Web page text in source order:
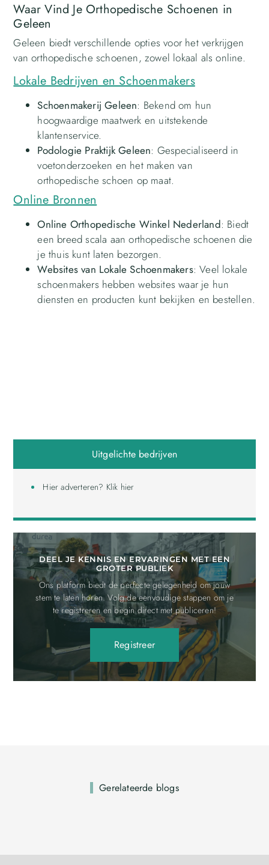
Waar Vind Je Orthopedische Schoenen in
Geleen
Geleen biedt verschillende opties voor het verkrijgen
van orthopedische schoenen, zowel lokaal als online.
Lokale Bedrijven en Schoenmakers
Schoenmakerij Geleen: Bekend om hun
hoogwaardige maatwerk en uitstekende
klantenservice.
Podologie Praktijk Geleen: Gespecialiseerd in
voetonderzoeken en het maken van
orthopedische schoen op maat.
Online Bronnen
Online Orthopedische Winkel Nederland: Biedt
een breed scala aan orthopedische schoenen die
je thuis kunt laten bezorgen.
Websites van Lokale Schoenmakers: Veel lokale
schoenmakers hebben websites waar je hun
diensten en producten kunt bekijken en bestellen.
Uitgelichte bedrijven
Hier adverteren? Klik hier
DEEL JE KENNIS EN ERVARINGEN MET EEN
GROTER PUBLIEK
Ons platform biedt de perfecte gelegenheid om jouw
stem te laten horen. Volg de eenvoudige stappen om je
te registreren en begin direct met publiceren!
Registreer
Gerelateerde blogs